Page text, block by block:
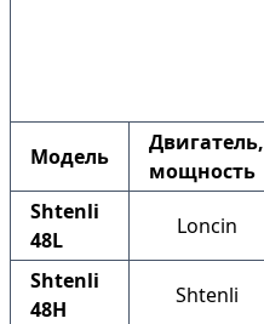
Модель
Двигатель,
мощность
Shtenli
48L
Loncin
Shtenli
48H
Shtenli